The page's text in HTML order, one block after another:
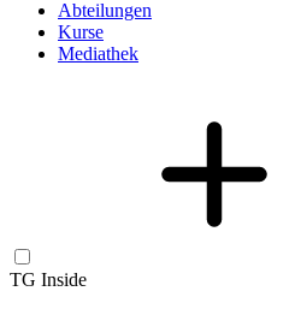
Abteilungen
Kurse
Mediathek
TG Inside